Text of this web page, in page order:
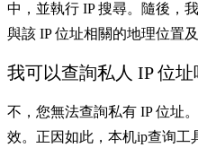
中，並執行 IP 搜尋。隨後，
與該 IP 位址相關的地理位置
我可以查詢私人 IP 位址
不，您無法查詢私有 IP 位址
效。正因如此，本机ip查询工